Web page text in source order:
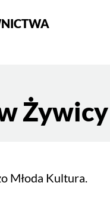
Szukaj
Żywicy
Młoda Kultura.